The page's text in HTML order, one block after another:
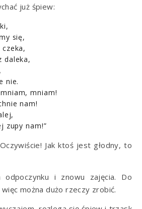
już śpiew:
się,
daleka,
nie.
mniam!
nam!
zupy nam!”
Jak ktoś jest głodny, to
i znowu zajęcia. Do
można dużo rzeczy zrobić.